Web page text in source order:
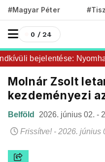
#Magyar Péter
0 / 24
bejelentése:
Molnár Zsolt
kezdeményezi
Belföld
2026. június 02. -
Frissítve! - 2026. június